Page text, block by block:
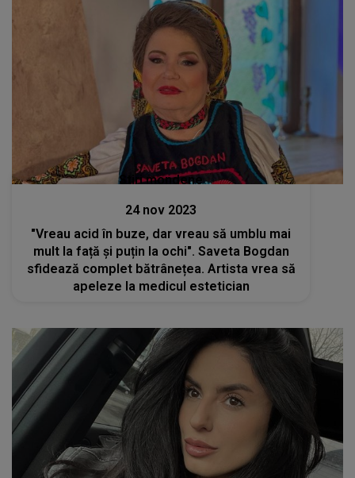
Stiri mondene
24 nov 2023
"Vreau acid în buze, dar vreau să umblu mai
mult la față și puțin la ochi". Saveta Bogdan
sfidează complet bătrânețea. Artista vrea să
apeleze la medicul estetician